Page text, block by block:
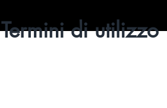
Termini di utilizzo